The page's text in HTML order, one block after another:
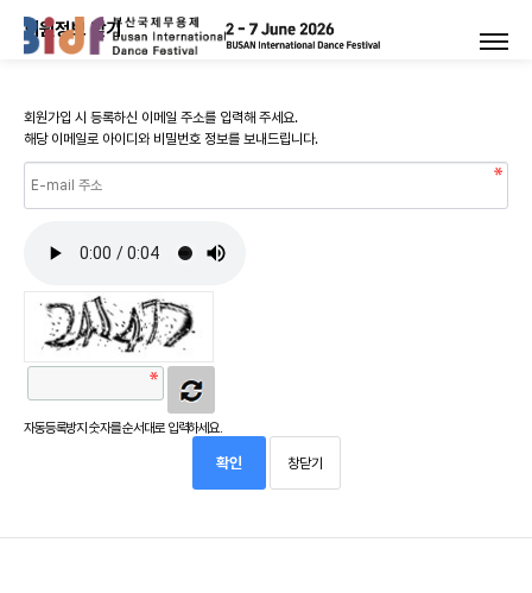
회원정보 찾기
회원가입 시 등록하신 이메일 주소를 입력해 주세요.
해당 이메일로 아이디와 비밀번호 정보를 보내드립니다.
자동등록방지 숫자를 순서대로 입력하세요.
확인 창닫기